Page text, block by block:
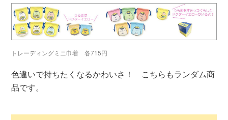
トレーディングミニ巾着 各715円
色違いで持ちたくなるかわいさ！ こちらもランダム商
品です。